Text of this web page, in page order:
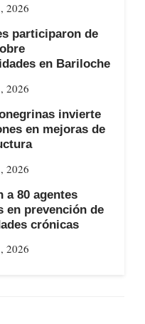
2026
participaron de
en Bariloche
2026
invierte
en mejoras de
2026
a 80 agentes
en prevención de
crónicas
2026